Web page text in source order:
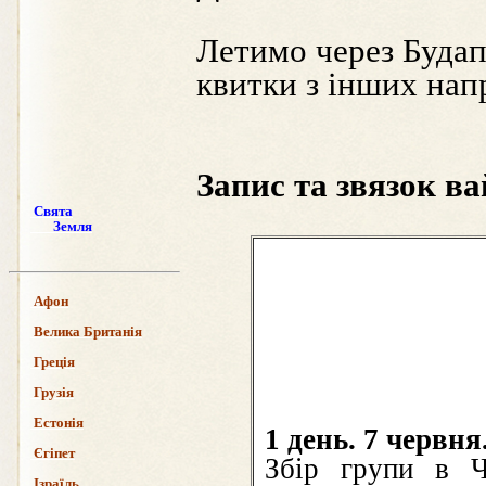
Свята
Земля
Афон
Велика Британія
Греція
Грузія
Естонія
Єгіпет
Летимо через
квитки з інших
Запис та звязок
1 день. 7
Збір групи в